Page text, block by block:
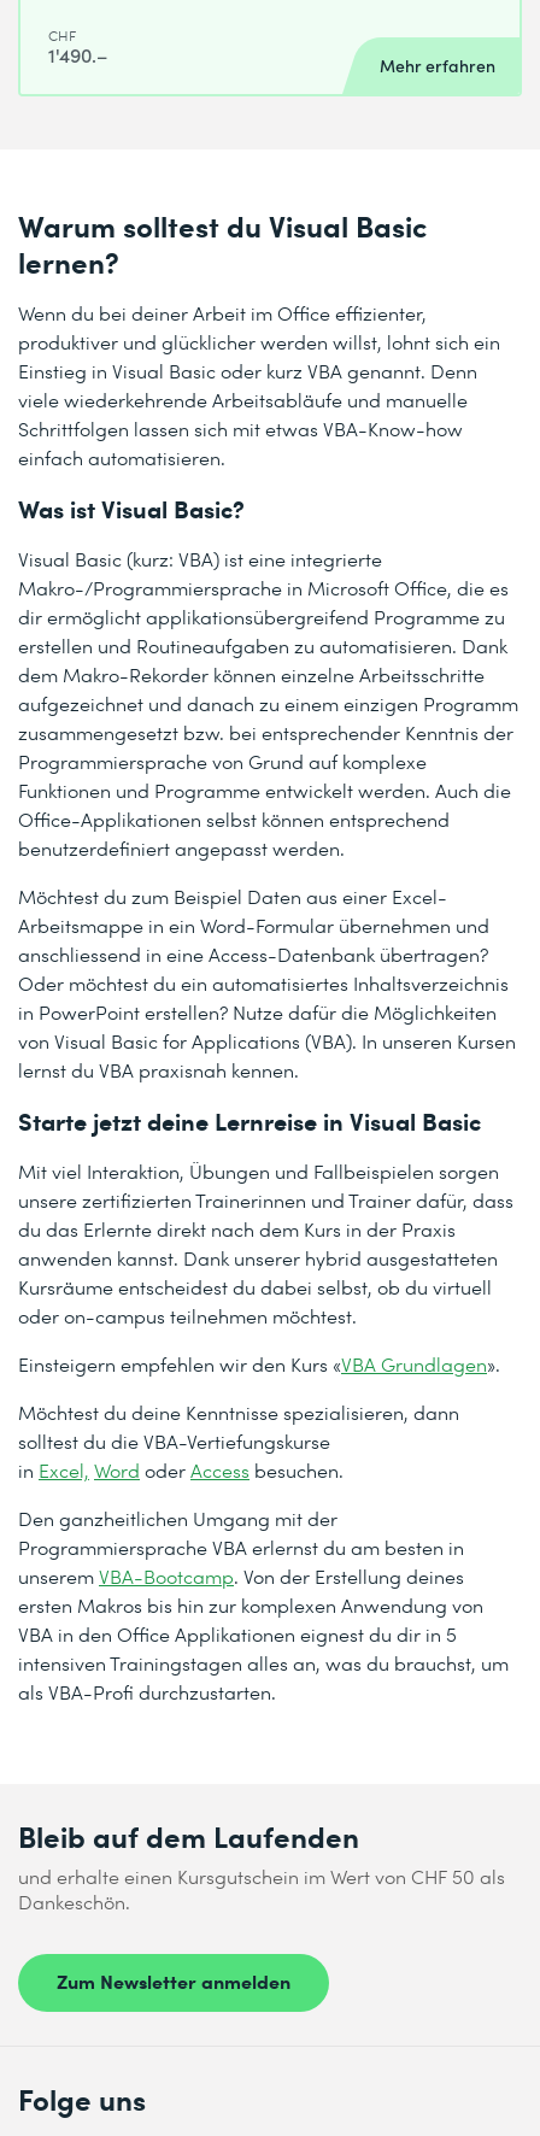
CHF
1'490.– Mehr erfahren
Warum solltest du Visual Basic
lernen?
Wenn du bei deiner Arbeit im Office effizienter,
produktiver und glücklicher werden willst, lohnt sich ein
Einstieg in Visual Basic oder kurz VBA genannt. Denn
viele wiederkehrende Arbeitsabläufe und manuelle
Schrittfolgen lassen sich mit etwas VBA-Know-how
einfach automatisieren.
Was ist Visual Basic?
Visual Basic (kurz: VBA) ist eine integrierte
Makro-/Programmiersprache in Microsoft Office, die es
dir ermöglicht applikationsübergreifend Programme zu
erstellen und Routineaufgaben zu automatisieren. Dank
dem Makro-Rekorder können einzelne Arbeitsschritte
aufgezeichnet und danach zu einem einzigen Programm
zusammengesetzt bzw. bei entsprechender Kenntnis der
Programmiersprache von Grund auf komplexe
Funktionen und Programme entwickelt werden. Auch die
Office-Applikationen selbst können entsprechend
benutzerdefiniert angepasst werden.
Möchtest du zum Beispiel Daten aus einer Excel-
Arbeitsmappe in ein Word-Formular übernehmen und
anschliessend in eine Access-Datenbank übertragen?
Oder möchtest du ein automatisiertes Inhaltsverzeichnis
in PowerPoint erstellen? Nutze dafür die Möglichkeiten
von Visual Basic for Applications (VBA). In unseren Kursen
lernst du VBA praxisnah kennen.
Starte jetzt deine Lernreise in Visual Basic
Mit viel Interaktion, Übungen und Fallbeispielen sorgen
unsere zertifizierten Trainerinnen und Trainer dafür, dass
du das Erlernte direkt nach dem Kurs in der Praxis
anwenden kannst. Dank unserer hybrid ausgestatteten
Kursräume entscheidest du dabei selbst, ob du virtuell
oder on-campus teilnehmen möchtest.
Einsteigern empfehlen wir den Kurs «VBA Grundlagen».
Möchtest du deine Kenntnisse spezialisieren, dann
solltest du die VBA-Vertiefungskurse
in Excel, Word oderAccess besuchen.
Den ganzheitlichen Umgang mit der
Programmiersprache VBA erlernst du am besten in
unseremVBA-Bootcamp. Von der Erstellung deines
ersten Makros bis hin zur komplexen Anwendung von
VBA in den Office Applikationen eignest du dir in 5
intensiven Trainingstagen alles an, was du brauchst, um
als VBA-Profi durchzustarten.
Bleib auf dem Laufenden
und erhalte einen Kursgutschein im Wert von CHF 50 als
Dankeschön.
Zum Newsletter anmelden
Folge uns